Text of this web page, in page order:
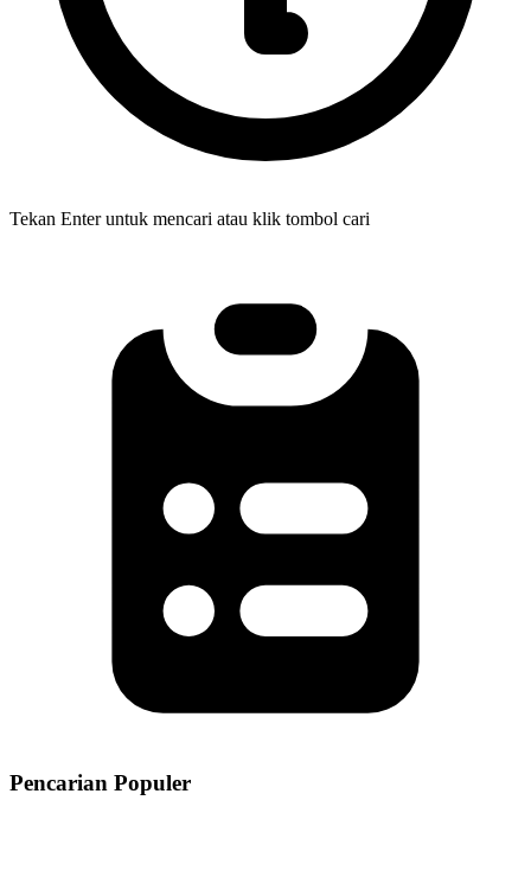
Tekan Enter untuk mencari atau klik tombol cari
Pencarian Populer